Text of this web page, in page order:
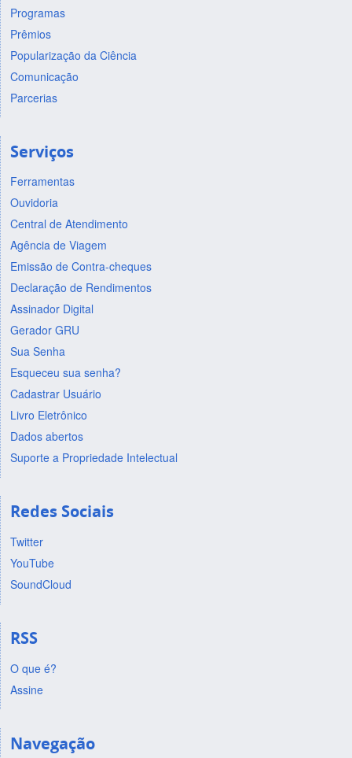
Programas
Prêmios
Popularização da Ciência
Comunicação
Parcerias
Serviços
Ferramentas
Ouvidoria
Central de Atendimento
Agência de Viagem
Emissão de Contra-cheques
Declaração de Rendimentos
Assinador Digital
Gerador GRU
Sua Senha
Esqueceu sua senha?
Cadastrar Usuário
Livro Eletrônico
Dados abertos
Suporte a Propriedade Intelectual
Redes Sociais
Twitter
YouTube
SoundCloud
RSS
O que é?
Assine
Navegação